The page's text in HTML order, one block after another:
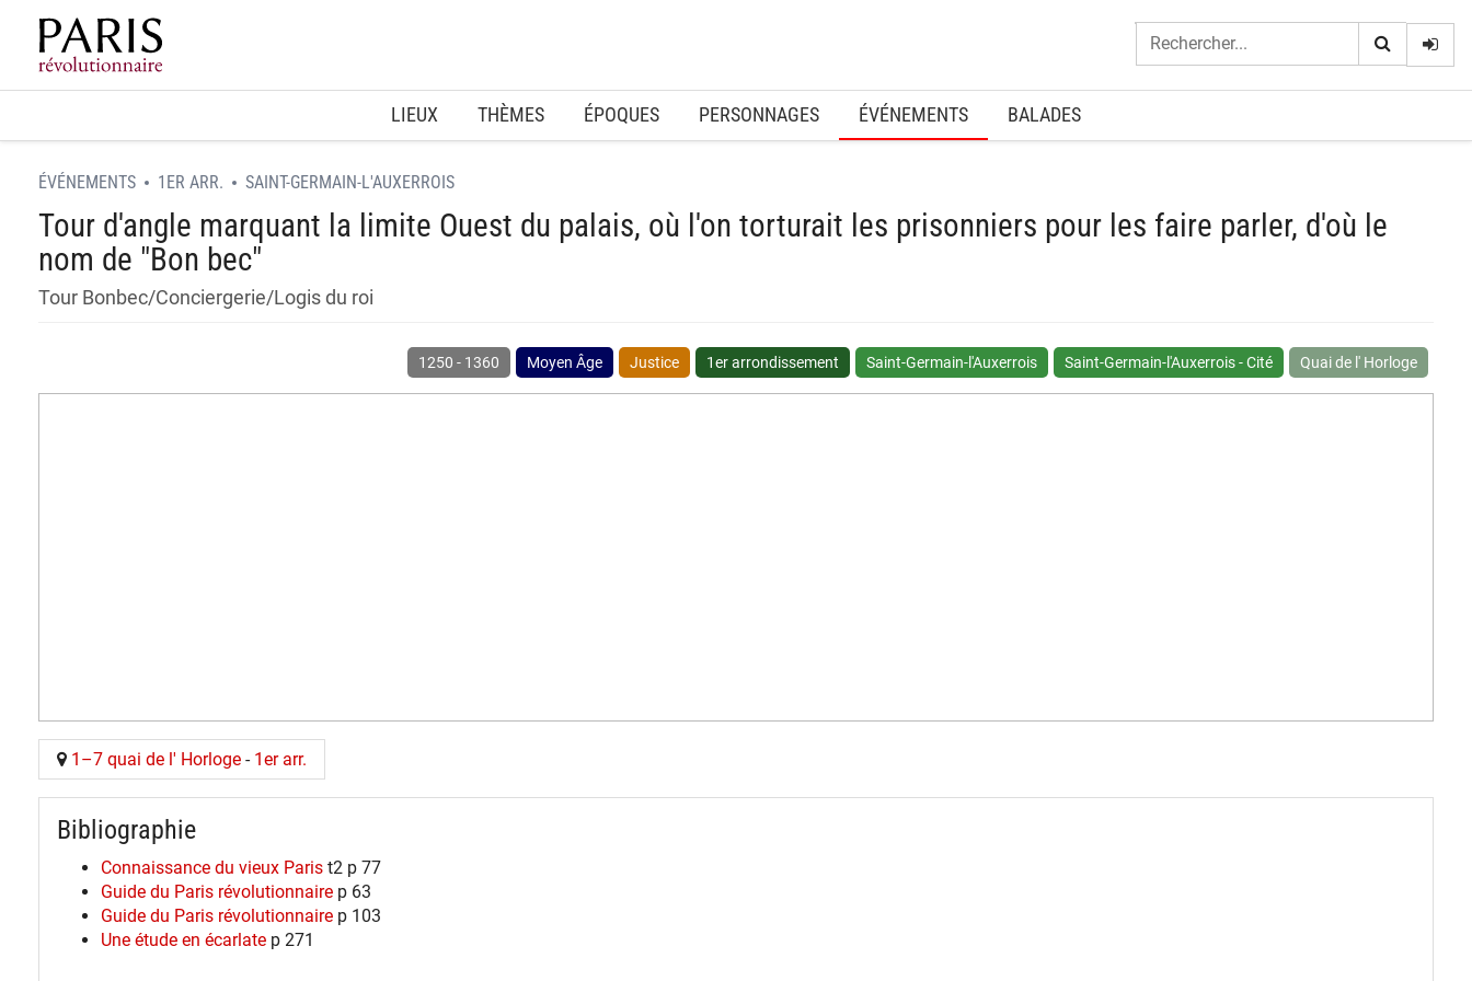
Home
LIEUX THÈMES ÉPOQUES PERSONNAGES ÉVÉNEMENTS BALADES
ÉVÉNEMENTS 1ER ARR. SAINT-GERMAIN-L'AUXERROIS
Tour d'angle marquant la limite Ouest du palais, où l'on torturait les prisonniers pour les faire parler, d'où le
nom de "Bon bec"
Tour Bonbec/Conciergerie/Logis du roi
1250 - 1360 Moyen Âge Justice 1er arrondissement Saint-Germain-l'Auxerrois Saint-Germain-l'Auxerrois - Cité Quai de l' Horloge
1–7 quai de l' Horloge - 1er arr.
Bibliographie
Connaissance du vieux Paris t2 p 77
Guide du Paris révolutionnaire p 63
Guide du Paris révolutionnaire p 103
Une étude en écarlate p 271